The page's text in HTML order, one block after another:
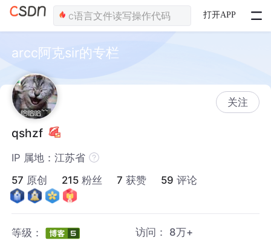
打开APP
arcc阿克sir的专栏
关注
qshzf
IP 属地：江苏省
57 原创 215 粉丝 7 获赞 59 评论
等级： 访问： 8万+